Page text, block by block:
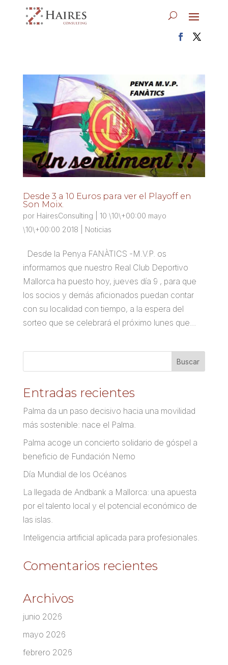
Desde 3 a 10 Euros para ver el Playoff en
Son Moix.
por HairesConsulting
10 \10\+00:00 mayo
\10\+00:00 2018
Noticias
Desde la Penya FANÀTICS -M.V.P. os
informamos que nuestro Real Club Deportivo
Mallorca ha puesto hoy, jueves día 9 , para que
los socios y demás aficionados puedan contar
con su localidad con tiempo, a la espera del
sorteo que se celebrará el próximo lunes que...
Entradas recientes
Palma da un paso decisivo hacia una movilidad
más sostenible: nace el Palma.
Palma acoge un concierto solidario de góspel a
beneficio de Fundación Nemo
Día Mundial de los Océanos
La llegada de Andbank a Mallorca: una apuesta
por el talento local y el potencial económico de
las islas.
Inteligencia artificial aplicada para profesionales.
Comentarios recientes
Archivos
junio 2026
mayo 2026
febrero 2026